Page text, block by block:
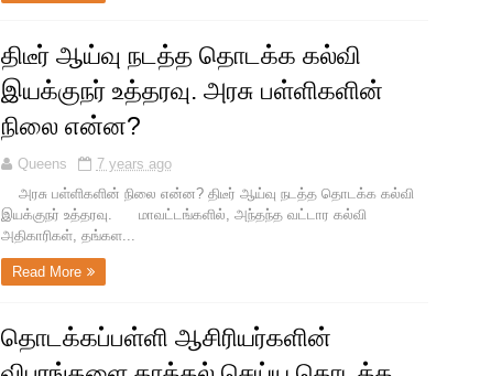
திடீர் ஆய்வு நடத்த தொடக்க கல்வி
இயக்குநர் உத்தரவு. அரசு பள்ளிகளின்
நிலை என்ன?
Queens
7 years ago
அரசு பள்ளிகளின் நிலை என்ன? திடீர் ஆய்வு நடத்த தொடக்க கல்வி
இயக்குநர் உத்தரவு. மாவட்டங்களில், அந்தந்த வட்டார கல்வி
அதிகாரிகள், தங்கள...
Read More
தொடக்கப்பள்ளி ஆசிரியர்களின்